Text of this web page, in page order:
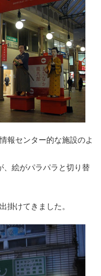
報センター的な施設のよ
、絵がパラパラと切り替
掛けてきました。